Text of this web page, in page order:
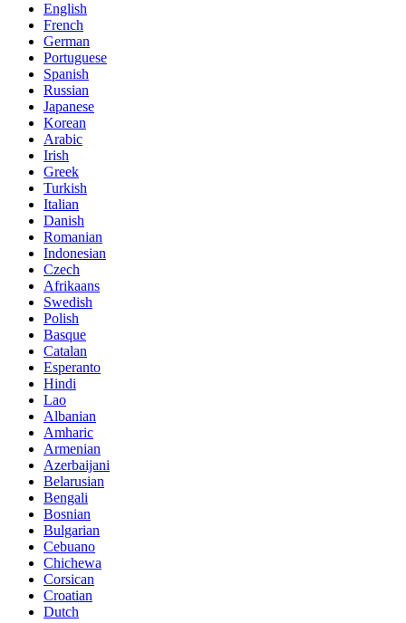
English
French
German
Portuguese
Spanish
Russian
Japanese
Korean
Arabic
Irish
Greek
Turkish
Italian
Danish
Romanian
Indonesian
Czech
Afrikaans
Swedish
Polish
Basque
Catalan
Esperanto
Hindi
Lao
Albanian
Amharic
Armenian
Azerbaijani
Belarusian
Bengali
Bosnian
Bulgarian
Cebuano
Chichewa
Corsican
Croatian
Dutch